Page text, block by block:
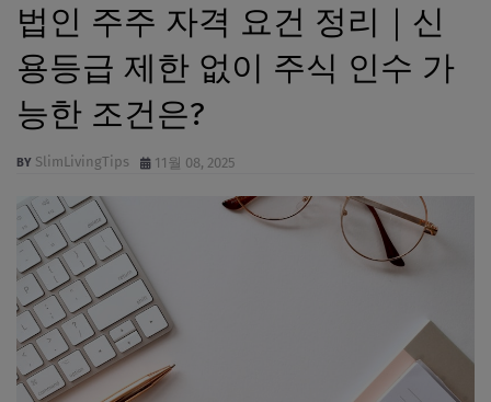
법인 주주 자격 요건 정리｜신
용등급 제한 없이 주식 인수 가
능한 조건은?
SlimLivingTips 11월 08, 2025